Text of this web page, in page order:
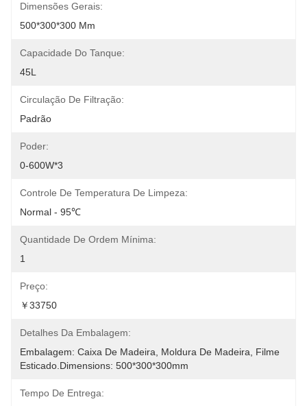
Dimensões Gerais:
500*300*300 Mm
Capacidade Do Tanque:
45L
Circulação De Filtração:
Padrão
Poder:
0-600W*3
Controle De Temperatura De Limpeza:
Normal - 95℃
Quantidade De Ordem Mínima:
1
Preço:
￥33750
Detalhes Da Embalagem:
Embalagem: Caixa De Madeira, Moldura De Madeira, Filme
Esticado.Dimensions: 500*300*300mm
Tempo De Entrega: